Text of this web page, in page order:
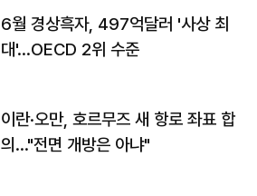
6월 경상흑자, 497억달러 '사상 최
대'…OECD 2위 수준
이란·오만, 호르무즈 새 항로 좌표 합
의…"전면 개방은 아냐"